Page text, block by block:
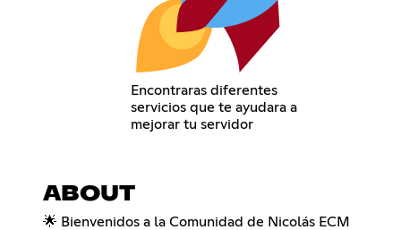
Encontraras diferentes
servicios que te ayudara a
mejorar tu servidor
ABOUT
🌟 Bienvenidos a la Comunidad de Nicolás ECM